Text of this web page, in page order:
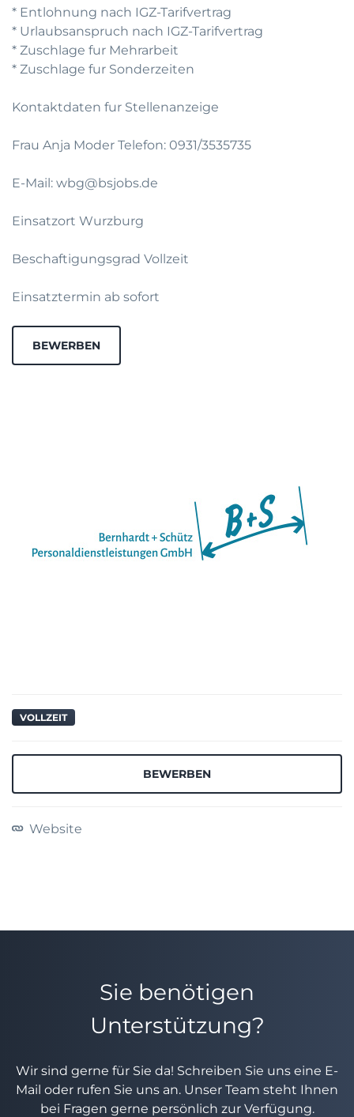
* Entlohnung nach IGZ-Tarifvertrag
* Urlaubsanspruch nach IGZ-Tarifvertrag
* Zuschlage fur Mehrarbeit
* Zuschlage fur Sonderzeiten
Kontaktdaten fur Stellenanzeige
Frau Anja Moder Telefon: 0931/3535735
E-Mail: wbg@bsjobs.de
Einsatzort Wurzburg
Beschaftigungsgrad Vollzeit
Einsatztermin ab sofort
BEWERBEN
VOLLZEIT
BEWERBEN
Website
Sie benötigen
Unterstützung?
Wir sind gerne für Sie da! Schreiben Sie uns eine E-
Mail oder rufen Sie uns an. Unser Team steht Ihnen
bei Fragen gerne persönlich zur Verfügung.